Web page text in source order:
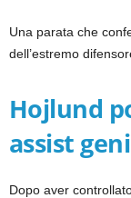
Una parata che
dell’estremo
Hojlund
assist
Dopo aver